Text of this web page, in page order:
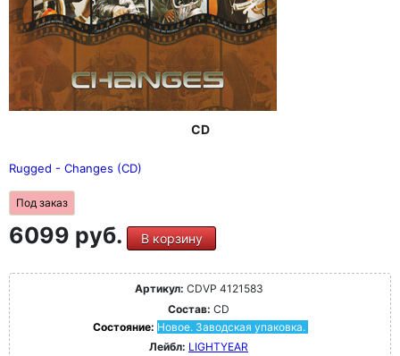
CD
Rugged - Changes (CD)
Под заказ
6099 руб. В корзину
Артикул: CDVP 4121583
Состав: CD
Состояние: Новое. Заводская упаковка.
Лейбл: LIGHTYEAR